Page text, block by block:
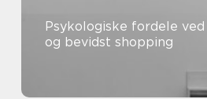
Psykologiske fordele
og bevidst shopping